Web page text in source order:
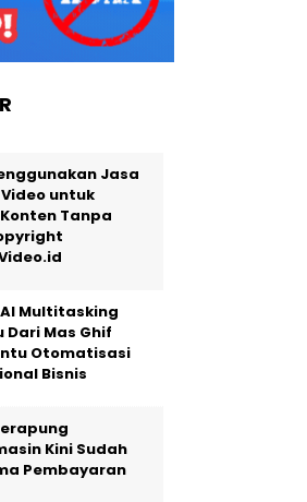
Jasa
untuk
Tanpa
Multitasking
Dari Mas Ghif
Otomatisasi
Bisnis
Kini Sudah
Pembayaran